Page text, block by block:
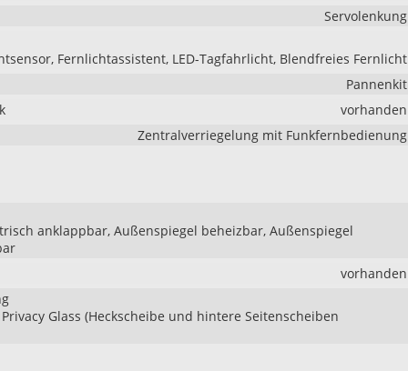
Servolenkung
Fernlichtassistent, LED-Tagfahrlicht, Blendfreies Fernlicht
Pannenkit
vorhanden
Zentralverriegelung mit Funkfernbedienung
anklappbar, Außenspiegel beheizbar, Außenspiegel
vorhanden
Glass (Heckscheibe und hintere Seitenscheiben